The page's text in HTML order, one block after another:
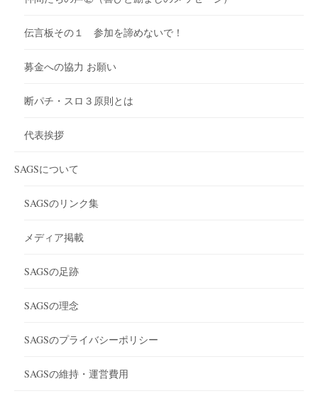
伝言板その１ 参加を諦めないで！
募金への協力 お願い
断パチ・スロ３原則とは
代表挨拶
SAGSについて
SAGSのリンク集
メディア掲載
SAGSの足跡
SAGSの理念
SAGSのプライバシーポリシー
SAGSの維持・運営費用